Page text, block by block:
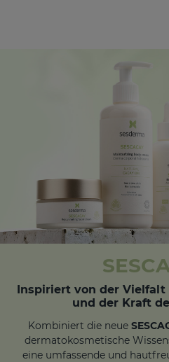
Inspiriert von der Vielfalt
und der Kraft
Kombiniert die neue
dermatokosmetische
eine umfassende und